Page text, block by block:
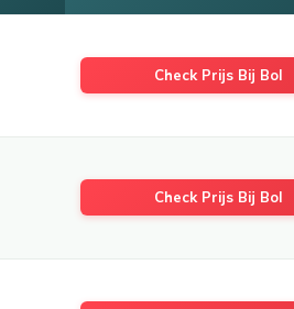
Check Prijs Bij Bol
Check Prijs Bij Bol